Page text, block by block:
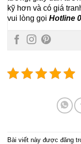
kỹ hơn và có giá
vui lòng gọi Hotline
Bài viết này được đăng